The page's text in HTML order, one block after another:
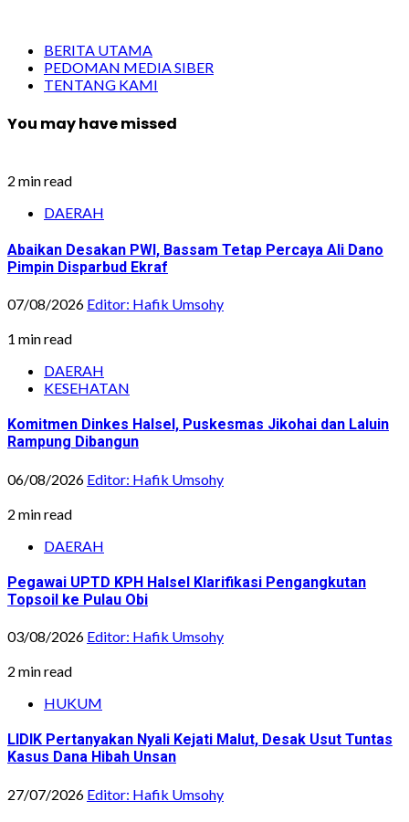
BERITA UTAMA
PEDOMAN MEDIA SIBER
TENTANG KAMI
You may have missed
2 min read
DAERAH
Abaikan Desakan PWI, Bassam Tetap Percaya Ali Dano
Pimpin Disparbud Ekraf
07/08/2026 Editor: Hafik Umsohy
1 min read
DAERAH
KESEHATAN
Komitmen Dinkes Halsel, Puskesmas Jikohai dan Laluin
Rampung Dibangun
06/08/2026 Editor: Hafik Umsohy
2 min read
DAERAH
Pegawai UPTD KPH Halsel Klarifikasi Pengangkutan
Topsoil ke Pulau Obi
03/08/2026 Editor: Hafik Umsohy
2 min read
HUKUM
LIDIK Pertanyakan Nyali Kejati Malut, Desak Usut Tuntas
Kasus Dana Hibah Unsan
27/07/2026 Editor: Hafik Umsohy